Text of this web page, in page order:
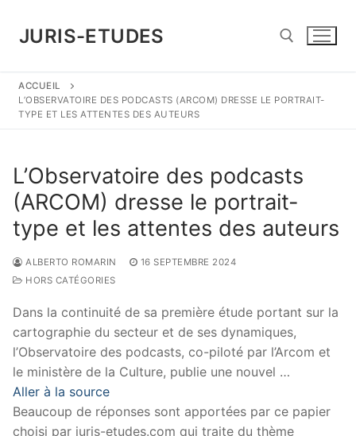
contenu
JURIS-ETUDES
Rechercher :
ACCUEIL
L’OBSERVATOIRE DES PODCASTS (ARCOM) DRESSE LE PORTRAIT-
TYPE ET LES ATTENTES DES AUTEURS
L’Observatoire des podcasts
(ARCOM) dresse le portrait-
type et les attentes des auteurs
ALBERTO ROMARIN
16 SEPTEMBRE 2024
HORS CATÉGORIES
Dans la continuité de sa première étude portant sur la
cartographie du secteur et de ses dynamiques,
l’Observatoire des podcasts, co-piloté par l’Arcom et
le ministère de la Culture, publie une nouvel …
Aller à la source
Beaucoup de réponses sont apportées par ce papier
choisi par juris-etudes.com qui traite du thème